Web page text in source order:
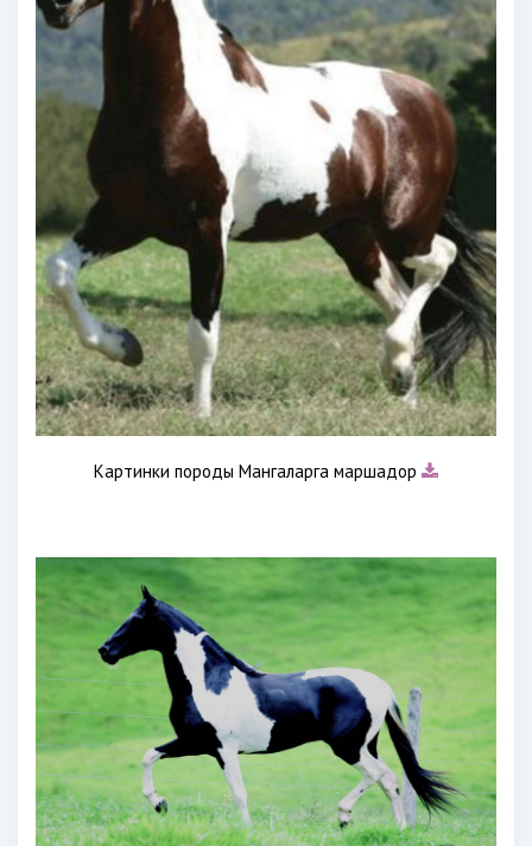
Картинки породы Мангаларга маршадор